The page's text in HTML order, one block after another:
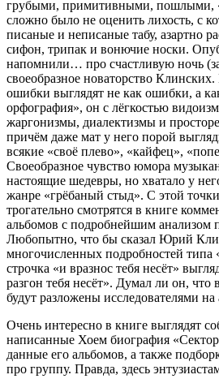
грубыми, примитивными, пошлыми,
сложно было не оценить лихость, с
писаные и неписаные табу, азартно
сифон, трипак и вонючие носки.
напомнили… про счастливую ночь
своеобразное новаторство
ошибки выглядят не как ошибки, а
орфография», он с лёгкостью
жаргонизмы, диалектизмы и
причём даже мат у него порой
всякие «своё плево», «кайфец»,
Своеобразное чувство юмора
настоящие шедевры, но хватало у
жанре «грёбаный стыд». С этой
трогательно смотрятся в книге
альбомов с подробнейшим анализом
Любопытно, что бы сказал Юрий
многочисленных подробностей типа
строчка «и вразнос тебя несёт»
разгон тебя несёт». Думал ли он, что
будут разложены исследователями
Очень интересно в книге выглядят
написанные Хоем биография
данные его альбомов, а также
про группу. Правда, здесь